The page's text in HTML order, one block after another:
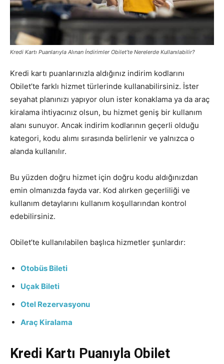
Kredi Kartı Puanlarıyla Alınan İndirimler Obilet’te Nerelerde Kullanılabilir?
Kredi kartı puanlarınızla aldığınız indirim kodlarını
Obilet’te farklı hizmet türlerinde kullanabilirsiniz. İster
seyahat planınızı yapıyor olun ister konaklama ya da araç
kiralama ihtiyacınız olsun, bu hizmet geniş bir kullanım
alanı sunuyor. Ancak indirim kodlarının geçerli olduğu
kategori, kodu alımı sırasında belirlenir ve yalnızca o
alanda kullanılır.
Bu yüzden doğru hizmet için doğru kodu aldığınızdan
emin olmanızda fayda var. Kod alırken geçerliliği ve
kullanım detaylarını kullanım koşullarından kontrol
edebilirsiniz.
Obilet’te kullanılabilen başlıca hizmetler şunlardır:
Otobüs Bileti
Uçak Bileti
Otel Rezervasyonu
Araç Kiralama
Kredi Kartı Puanıyla Obilet